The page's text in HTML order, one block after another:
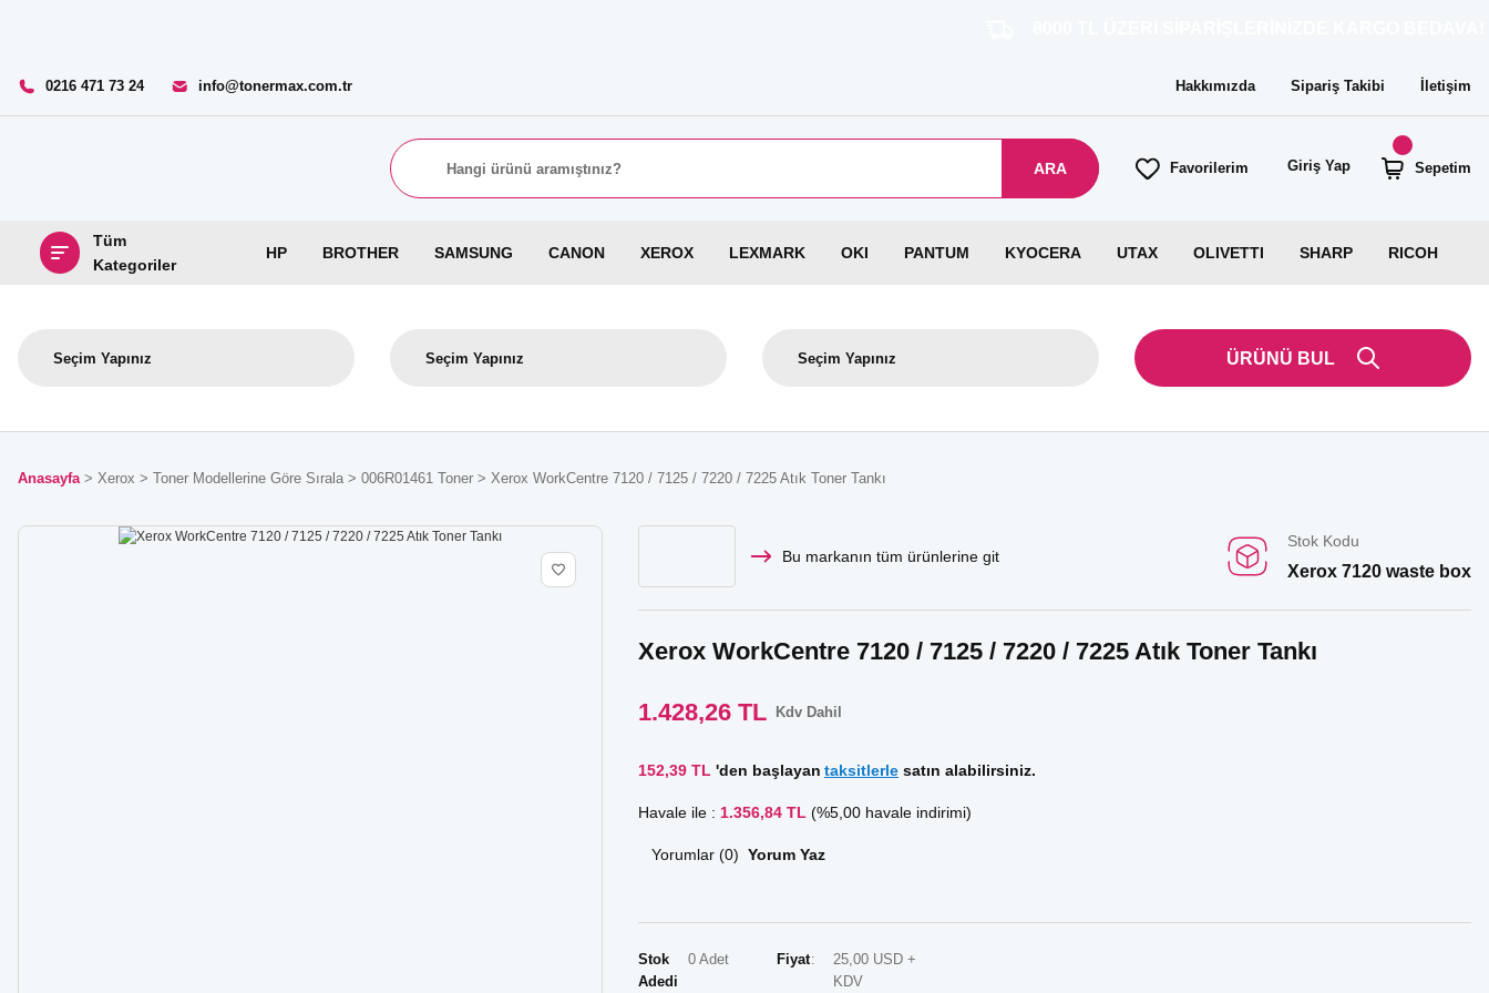
0216 471 73 24 info@tonermax.com.tr Hakkımızda Sipariş Takibi İletişim
ARA Favorilerim Giriş Yap Sepetim
Tüm
Kategoriler
HP BROTHER SAMSUNG CANON XEROX LEXMARK OKI PANTUM KYOCERA UTAX OLIVETTI SHARP RICOH
ÜRÜNÜ BUL
Anasayfa Xerox Toner Modellerine Göre Sırala 006R01461 Toner Xerox WorkCentre 7120 / 7125 / 7220 / 7225 Atık Toner Tankı
Bu markanın tüm ürünlerine git
Stok Kodu
Xerox 7120 waste box
Xerox WorkCentre 7120 / 7125 / 7220 / 7225 Atık Toner Tankı
1.428,26 TL Kdv Dahil
152,39 TL 'den başlayan taksitlerle satın alabilirsiniz.
Havale ile : 1.356,84 TL (%5,00 havale indirimi)
Yorumlar (0) Yorum Yaz
Stok
Adedi
0 Adet Fiyat
25,00 USD +
KDV